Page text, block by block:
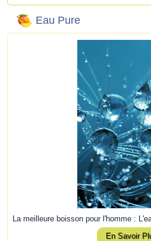
Eau Pure
La meilleure boisson pour l'homme :
En Savoir